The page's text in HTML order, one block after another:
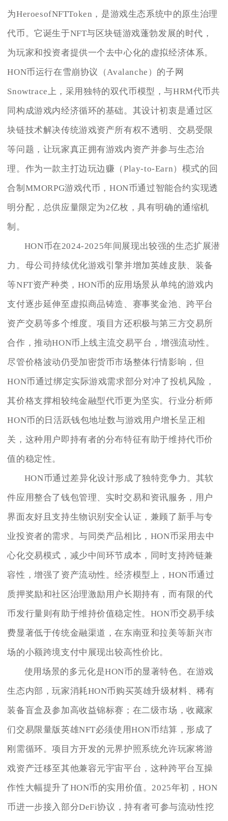
为HeroesofNFTToken，是游戏生态系统中的原生治理
代币。它诞生于NFT与区块链游戏蓬勃发展的时代，
为玩家和投资者提供一个去中心化的虚拟经济体系。
HON币运行在雪崩协议（Avalanche）的子网
Snowtrace上，采用独特的双代币模型，与HRM代币共
同构成游戏内经济循环的基础。其设计初衷是通过区
块链技术解决传统游戏资产所有权不透明、交易受限
等问题，让玩家真正拥有游戏内资产并参与生态治
理。作为一款主打边玩边赚（Play-to-Earn）模式的回
合制MMORPG游戏代币，HON币通过智能合约实现透
明分配，总供应量限定为2亿枚，具有明确的通缩机
制。
HON币在2024-2025年间展现出较强的生态扩展潜
力。母公司持续优化游戏引擎并增加英雄皮肤、装备
等NFT资产种类，HON币的应用场景从单纯的游戏内
支付逐步延伸至虚拟商品铸造、赛事奖金池、跨平台
资产交易等多个维度。项目方还积极与第三方交易所
合作，推动HON币上线主流交易平台，增强流动性。
尽管价格波动仍受加密货币市场整体行情影响，但
HON币通过绑定实际游戏需求部分对冲了投机风险，
其价格支撑相较纯金融型代币更为坚实。行业分析师
HON币的日活跃钱包地址数与游戏用户增长呈正相
关，这种用户即持有者的分布特征有助于维持代币价
值的稳定性。
HON币通过差异化设计形成了独特竞争力。其软
件应用整合了钱包管理、实时交易和资讯服务，用户
界面友好且支持生物识别安全认证，兼顾了新手与专
业投资者的需求。与同类产品相比，HON币采用去中
心化交易模式，减少中间环节成本，同时支持跨链兼
容性，增强了资产流动性。经济模型上，HON币通过
质押奖励和社区治理激励用户长期持有，而有限的代
币发行量则有助于维持价值稳定性。HON币交易手续
费显著低于传统金融渠道，在东南亚和拉美等新兴市
场的小额跨境支付中展现出较高性价比。
使用场景的多元化是HON币的显著特色。在游戏
生态内部，玩家消耗HON币购买英雄升级材料、稀有
装备盲盒及参加高收益锦标赛；在二级市场，收藏家
们交易限量版英雄NFT必须使用HON币结算，形成了
刚需循环。项目方开发的元界护照系统允许玩家将游
戏资产迁移至其他兼容元宇宙平台，这种跨平台互操
作性大幅提升了HON币的实用价值。2025年初，HON
币进一步接入部分DeFi协议，持有者可参与流动性挖